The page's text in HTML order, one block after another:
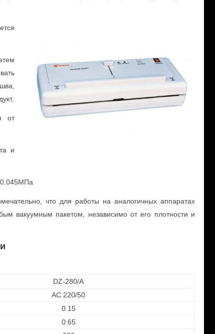
от
и
0.045МПа
что для работы на аналогичных аппаратах
вакуумным пакетом, независимо от его плотности и
DZ-280/A
AC 220/50
0.15
0.65